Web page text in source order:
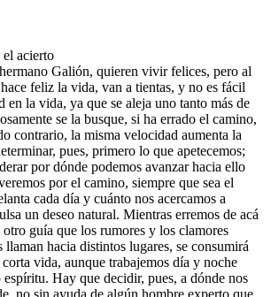
acierto
Galión, quieren vivir felices, pero al
feliz la vida, van a tientas, y no es fácil
en la vida, ya que se aleja uno tanto más de
se la busque, si ha errado el camino,
contrario, la misma velocidad aumenta la
pues, primero lo que apetecemos;
por dónde podemos avanzar hacia ello
por el camino, siempre que sea el
cada día y cuánto nos acercamos a
un deseo natural. Mientras erremos de acá
guía que los rumores y los clamores
llaman hacia distintos lugares, se consumirá
corta vida, aunque trabajemos día y noche
espíritu. Hay que decidir, pues, a dónde nos
no sin ayuda de algún hombre experto que